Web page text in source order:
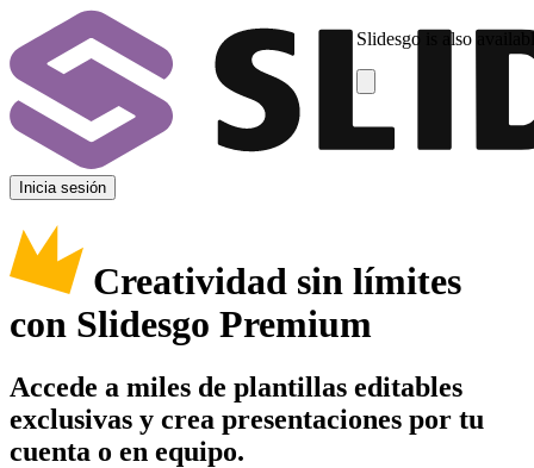
Slidesgo is also
Inicia sesión
Creatividad sin límites
con Slidesgo Premium
Accede a miles de plantillas editables
exclusivas y crea presentaciones por tu
cuenta o en equipo.